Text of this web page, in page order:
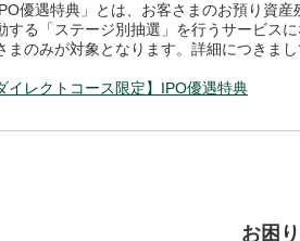
優遇特典」とは、お客さまのお預り資
する「ステージ別抽選」を行うサービス
まのみが対象となります。詳細につきまし
イレクトコース限定】IPO優遇特典
お困